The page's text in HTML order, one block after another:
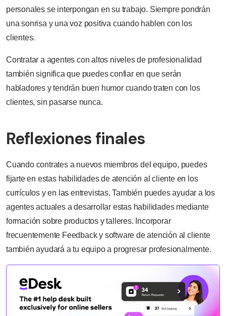
personales se interpongan en su trabajo. Siempre pondrán
una sonrisa y una voz positiva cuando hablen con los
clientes.
Contratar a agentes con altos niveles de profesionalidad
también significa que puedes confiar en que serán
habladores y tendrán buen humor cuando traten con los
clientes, sin pasarse nunca.
Reflexiones finales
Cuando contrates a nuevos miembros del equipo, puedes
fijarte en estas habilidades de atención al cliente en los
currículos y en las entrevistas. También puedes ayudar a los
agentes actuales a desarrollar estas habilidades mediante
formación sobre productos y talleres. Incorporar
frecuentemente Feedback y software de atención al cliente
también ayudará a tu equipo a progresar profesionalmente.